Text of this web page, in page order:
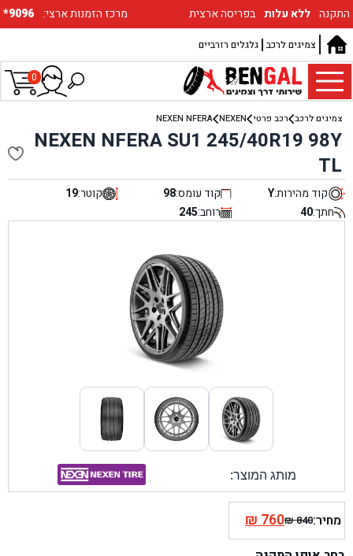
*9096 :מרכז הזמנות ארצי התקנה ללא עלות בפריסה ארצית
גלגלים רזרביים צמיגים לרכב
0
צמיגים לרכב רכב פרטי NEXEN
NEXEN NFERA
NEXEN NFERA SU1 245/40R19 98Y
TL
קוד מהירות:Y קוד עומס:98 קוטר:19
חתך:40 רוחב:245
מותג המוצר:
מחיר: ₪840
המחיר
המקורי
₪760המחיר
הנוכחי